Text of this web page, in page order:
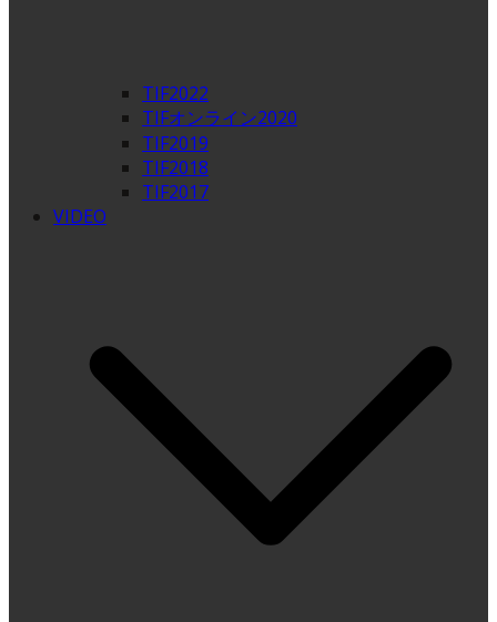
TIF2022
TIFオンライン2020
TIF2019
TIF2018
TIF2017
VIDEO